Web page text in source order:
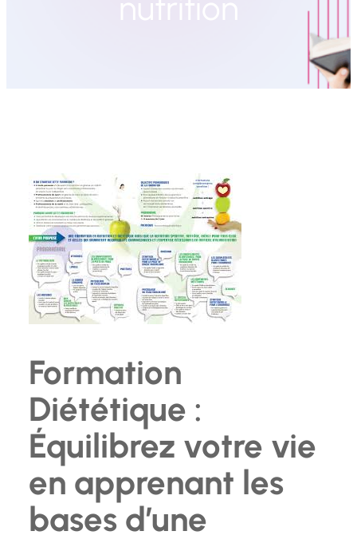
Formation
Diététique :
Équilibrez votre vie
en apprenant les
bases d’une